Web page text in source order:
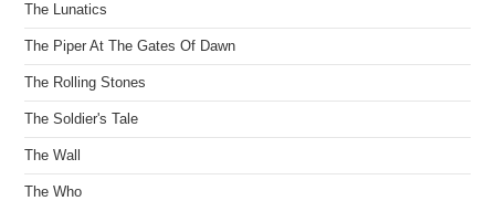
The Lunatics
The Piper At The Gates Of Dawn
The Rolling Stones
The Soldier's Tale
The Wall
The Who